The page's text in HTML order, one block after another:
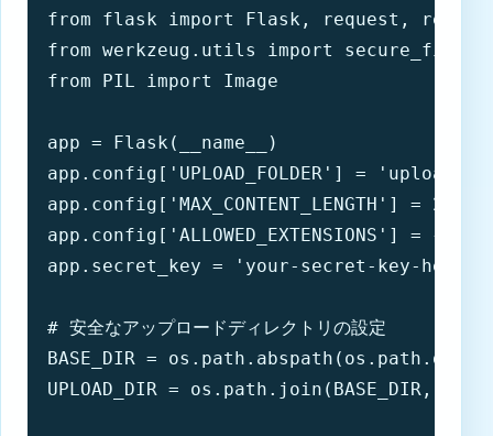
from flask import Flask, request,
from werkzeug.utils import
from PIL import Image
app = Flask(__name__)
app.config['UPLOAD_FOLDER'] = 'uploads'
app.config['MAX_CONTENT_LENGTH'] = 2 *
app.secret_key = 'your-secret-key-here'
# 安全なアップロードディレクトリの設定
BASE_DIR =
UPLOAD_DIR = os.path.join(BASE_DIR,